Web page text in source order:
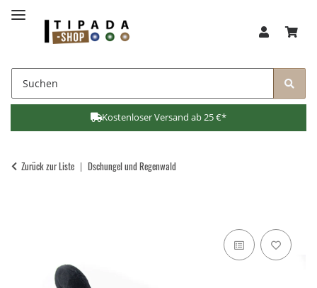
Kostenloser Versand ab 25 €*
Zurück zur Liste Dschungel und Regenwald